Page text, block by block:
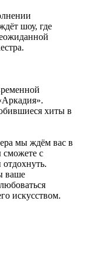
шоу, где
хиты в
мы ждём вас в
сможете с
отдохнуть.
ваше
искусством.